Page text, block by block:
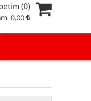
(0)
0,00